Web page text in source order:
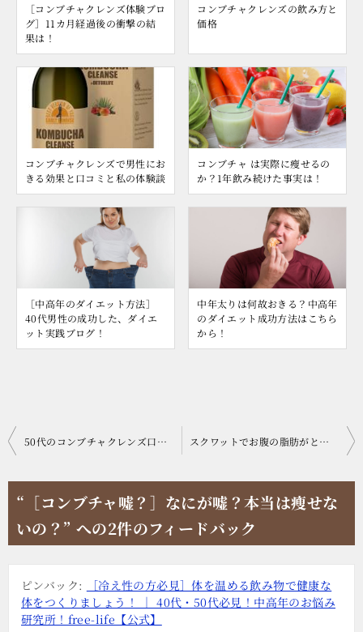
［コンブチャクレンズ体験ブロ
グ］11カ月経過後の衝撃の結
果は！
コンブチャクレンズの飲み方と
価格
コンブチャクレンズで男性にお
きる効果と口コミと私の体験談
コンブチャ は実際に瘦せるの
か？1年飲み続けた事実は！
［中高年のダイエット方法］
40代男性の成功した、ダイエ
ット実践ブログ！
中年太りは何故おきる？中高年
のダイエット成功方法はこちら
から！
投
ナ
ゲ
シ
ョ
50代のコンブチャクレンズ口コミ 効果はあるの？結論ある スクワットでお腹の脂肪がとれる？本当なのかを検証したブログ
“［コンブチャ嘘？］なにが嘘？本当は瘦せな
いの？” への2件のフィードバック
ピンバック:
［冷え性の方必見］体を温める飲み物で健康な
体をつくりましょう！ ｜ 40代・50代必見！中高年のお悩み
研究所！free-life【公式】